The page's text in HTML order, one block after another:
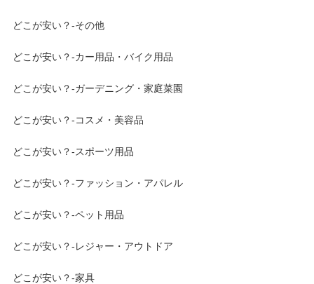
どこが安い？-その他
どこが安い？-カー用品・バイク用品
どこが安い？-ガーデニング・家庭菜園
どこが安い？-コスメ・美容品
どこが安い？-スポーツ用品
どこが安い？-ファッション・アパレル
どこが安い？-ペット用品
どこが安い？-レジャー・アウトドア
どこが安い？-家具